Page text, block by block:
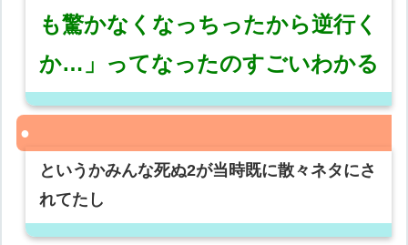
も驚かなくなっちったから逆行く
か…」ってなったのすごいわかる
というかみんな死ぬ2が当時既に散々ネタにさ
れてたし